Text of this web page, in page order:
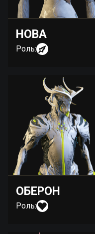
НОВА
Роль:
ОБЕРОН
Роль: